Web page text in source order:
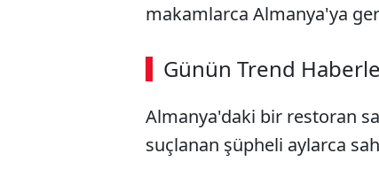
makamlarca Almanya'ya
Günün Trend
Almanya'daki bir restoran
suçlanan şüpheli aylarca